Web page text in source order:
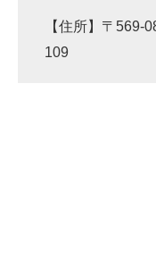
【住所】〒569-
109